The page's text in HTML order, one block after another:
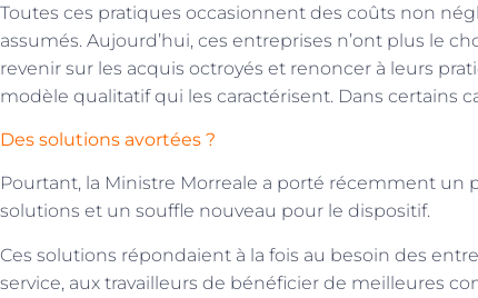
Toutes ces pratiques occasionnent des coûts non
assumés. Aujourd’hui, ces entreprises n’ont plus le
revenir sur les acquis octroyés et renoncer à leurs
modèle qualitatif qui les caractérisent. Dans certains
Des solutions avortées ?
Pourtant, la Ministre Morreale a porté récemment un
solutions et un souffle nouveau pour le dispositif.
Ces solutions répondaient à la fois au besoin des
service, aux travailleurs de bénéficier de meilleures